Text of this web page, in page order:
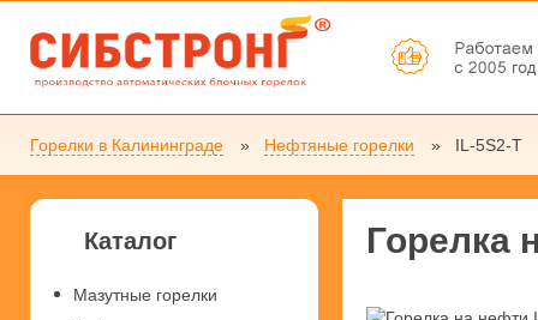
Горелки в Калининграде Нефтяные горелки IL-5S2-T
Горелка
Каталог
Мазутные горелки